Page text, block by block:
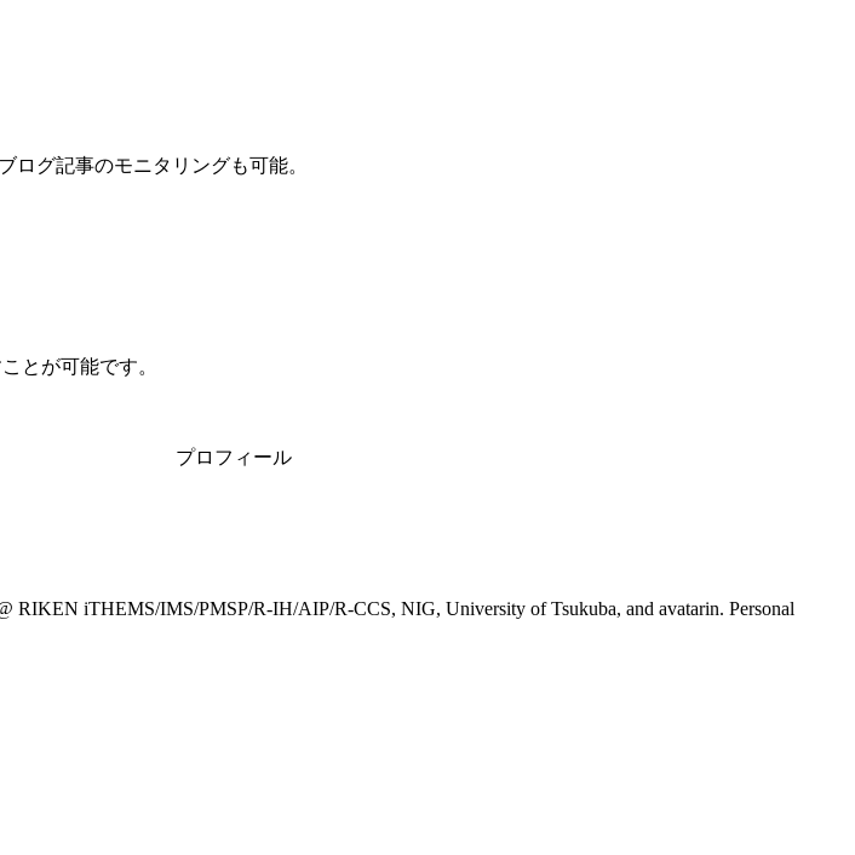
グ記事のモニタリングも可能。
とが可能です。
プロフィール
RIKEN iTHEMS/IMS/PMSP/R-IH/AIP/R-CCS, NIG, University of Tsukuba, and avatarin. Personal